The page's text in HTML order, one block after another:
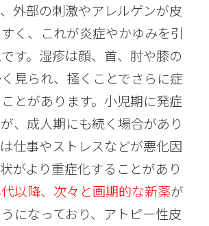
外部の刺激やアレルゲンが皮
く、これが炎症やかゆみを引
す。湿疹は顔、首、肘や膝の
見られ、掻くことでさらに症
とがあります。小児期に発症
、成人期にも続く場合があり
仕事やストレスなどが悪化因
がより重症化することがあり
以降、次々と画期的な新薬が
になっており、アトピー性皮